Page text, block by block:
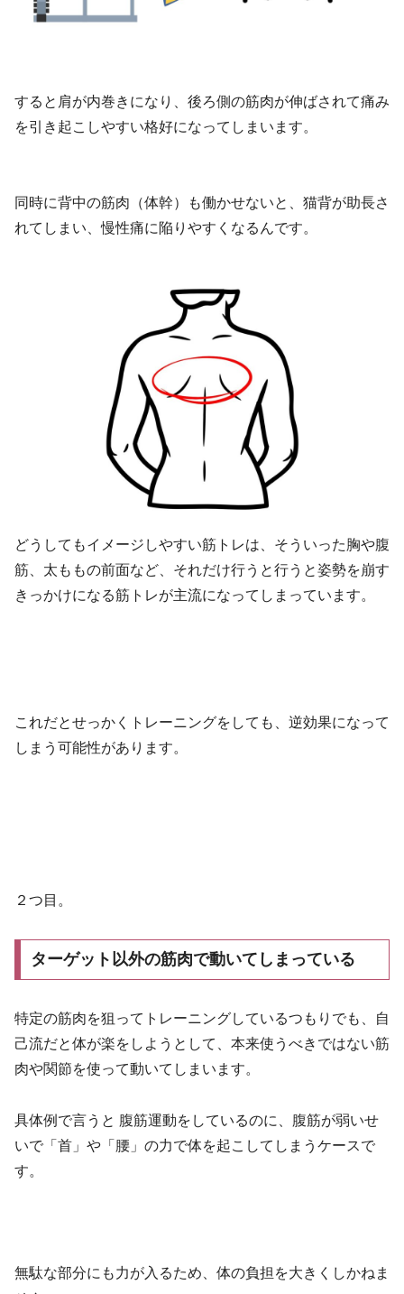
すると肩が内巻きになり、後ろ側の筋肉が伸ばされて痛み
を引き起こしやすい格好になってしまいます。
同時に背中の筋肉（体幹）も働かせないと、猫背が助長さ
れてしまい、慢性痛に陥りやすくなるんです。
どうしてもイメージしやすい筋トレは、そういった胸や腹
筋、太ももの前面など、それだけ行うと行うと姿勢を崩す
きっかけになる筋トレが主流になってしまっています。
これだとせっかくトレーニングをしても、逆効果になって
しまう可能性があります。
２つ目。
ターゲット以外の筋肉で動いてしまっている
特定の筋肉を狙ってトレーニングしているつもりでも、自
己流だと体が楽をしようとして、本来使うべきではない筋
肉や関節を使って動いてしまいます。
具体例で言うと 腹筋運動をしているのに、腹筋が弱いせ
いで「首」や「腰」の力で体を起こしてしまうケースで
す。
無駄な部分にも力が入るため、体の負担を大きくしかねま